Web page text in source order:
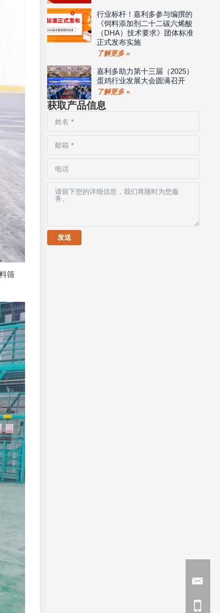
筛
行业标杆！嘉利多参与编撰的
《饲料添加剂二十二碳六烯酸
（DHA）技术要求》团体标准
正式发布实施
了解更多 »
嘉利多助力第十三届（2025）
蛋鸡行业发展大会圆满召开
了解更多 »
获取产品信息
发送